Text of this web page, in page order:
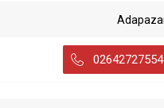
02642727554